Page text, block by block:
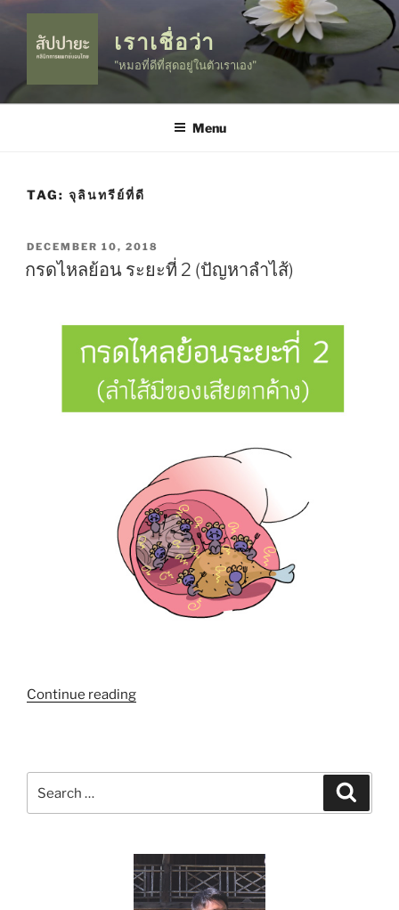
to
content
เราเชื่อว่า
"หมอที่ดีที่สุดอยู่ในตัวเราเอง"
Menu
TAG: จุลินทรีย์ที่ดี
POSTED
DECEMBER 10, 2018
กรดไหลย้อน ระยะที่ 2 (ปัญหาลำไส้)
Continue reading“กรด